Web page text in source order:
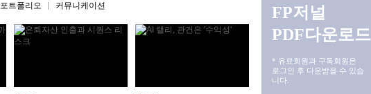
포트폴리오 커뮤니케이션
FP저널
PDF다운로드
* 유료회원과 구독회원은
로그인 후 다운받을 수 있습
니다.